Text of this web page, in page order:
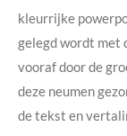
kleurrijke
gelegd wordt met
vooraf door de
deze neumen
de tekst en